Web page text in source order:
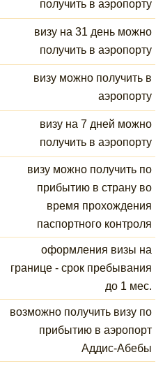
получить в аэропорту
визу на 31 день можно
получить в аэропорту
визу можно получить в
аэропорту
визу на 7 дней можно
получить в аэропорту
визу можно получить по
прибытию в страну во
время прохождения
паспортного контроля
оформления визы на
границе - срок пребывания
до 1 мес.
возможно получить визу по
прибытию в аэропорт
Аддис-Абебы